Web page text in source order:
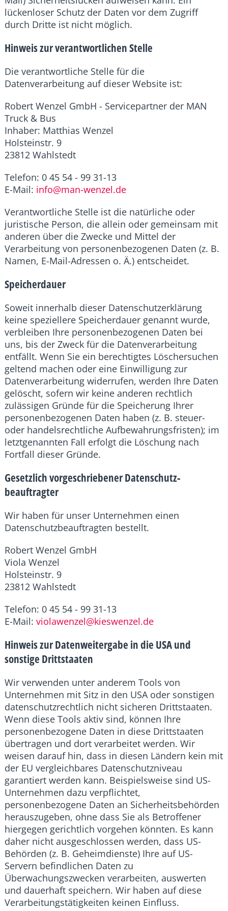
lückenloser Schutz der Daten vor dem Zugriff
durch Dritte ist nicht möglich.
Hinweis zur verantwortlichen Stelle
Die verantwortliche Stelle für die
Datenverarbeitung auf dieser Website ist:
Robert Wenzel GmbH - Servicepartner der MAN
Truck & Bus
Inhaber: Matthias Wenzel
Holsteinstr. 9
23812 Wahlstedt
Telefon: 0 45 54 - 99 31-13
E-Mail: info@man-wenzel.de
Verantwortliche Stelle ist die natürliche oder
juristische Person, die allein oder gemeinsam mit
anderen über die Zwecke und Mittel der
Verarbeitung von personenbezogenen Daten (z. B.
Namen, E-Mail-Adressen o. Ä.) entscheidet.
Speicherdauer
Soweit innerhalb dieser Datenschutzerklärung
keine speziellere Speicherdauer genannt wurde,
verbleiben Ihre personenbezogenen Daten bei
uns, bis der Zweck für die Datenverarbeitung
entfällt. Wenn Sie ein berechtigtes Löschersuchen
geltend machen oder eine Einwilligung zur
Datenverarbeitung widerrufen, werden Ihre Daten
gelöscht, sofern wir keine anderen rechtlich
zulässigen Gründe für die Speicherung Ihrer
personenbezogenen Daten haben (z. B. steuer-
oder handelsrechtliche Aufbewahrungsfristen); im
letztgenannten Fall erfolgt die Löschung nach
Fortfall dieser Gründe.
Gesetzlich vorgeschriebener Datenschutz­
beauftragter
Wir haben für unser Unternehmen einen
Datenschutzbeauftragten bestellt.
Robert Wenzel GmbH
Viola Wenzel
Holsteinstr. 9
23812 Wahlstedt
Telefon: 0 45 54 - 99 31-13
E-Mail: violawenzel@kieswenzel.de
Hinweis zur Datenweitergabe in die USA und
sonstige Drittstaaten
Wir verwenden unter anderem Tools von
Unternehmen mit Sitz in den USA oder sonstigen
datenschutzrechtlich nicht sicheren Drittstaaten.
Wenn diese Tools aktiv sind, können Ihre
personenbezogene Daten in diese Drittstaaten
übertragen und dort verarbeitet werden. Wir
weisen darauf hin, dass in diesen Ländern kein mit
der EU vergleichbares Datenschutzniveau
garantiert werden kann. Beispielsweise sind US-
Unternehmen dazu verpflichtet,
personenbezogene Daten an Sicherheitsbehörden
herauszugeben, ohne dass Sie als Betroffener
hiergegen gerichtlich vorgehen könnten. Es kann
daher nicht ausgeschlossen werden, dass US-
Behörden (z. B. Geheimdienste) Ihre auf US-
Servern befindlichen Daten zu
Überwachungszwecken verarbeiten, auswerten
und dauerhaft speichern. Wir haben auf diese
Verarbeitungstätigkeiten keinen Einfluss.